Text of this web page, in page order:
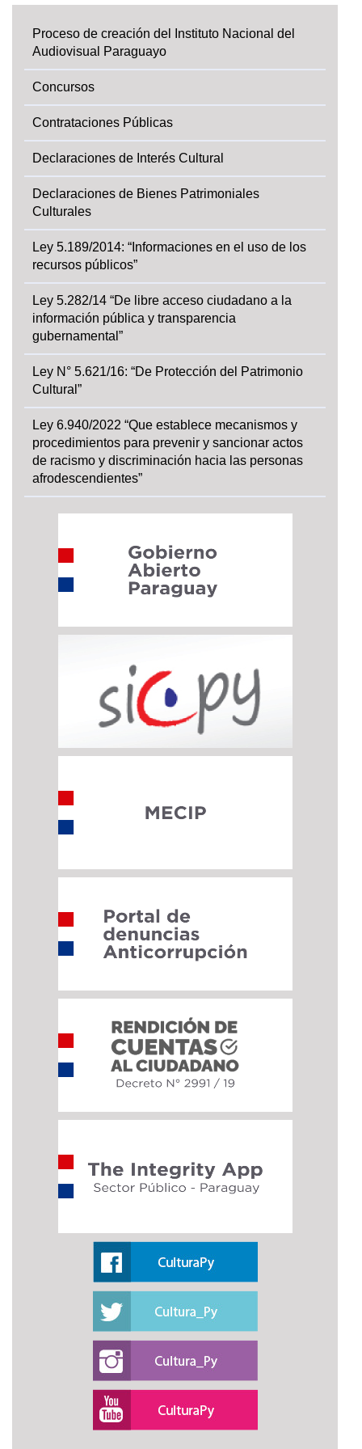
Proceso de creación del Instituto Nacional del
Audiovisual Paraguayo
Concursos
Contrataciones Públicas
Declaraciones de Interés Cultural
Declaraciones de Bienes Patrimoniales
Culturales
Ley 5.189/2014: “Informaciones en el uso de los
recursos públicos”
Ley 5.282/14 “De libre acceso ciudadano a la
información pública y transparencia
gubernamental”
Ley N° 5.621/16: “De Protección del Patrimonio
Cultural”
Ley 6.940/2022 “Que establece mecanismos y
procedimientos para prevenir y sancionar actos
de racismo y discriminación hacia las personas
afrodescendientes”